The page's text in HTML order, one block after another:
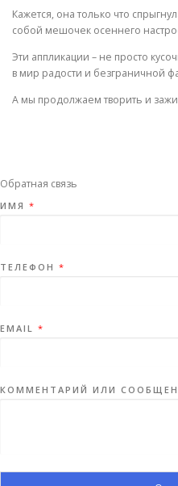
Кажется, она только что
собой мешочек осеннего
Эти аппликации – не просто
в мир радости и безграничной
А мы продолжаем творить и
Обратная связь
ИМЯ *
ТЕЛЕФОН *
EMAIL *
КОММЕНТАРИЙ ИЛИ